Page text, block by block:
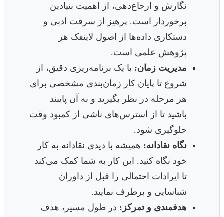
نگارش و ارجاع‌دهی، از اهمیت بنیادین
برخوردار است. پرهیز از سرقت ادبی و
دستکاری داده‌ها از اصول لاینفک هر
پژوهش علمی است.
مدیریت زمان: با یک برنامه‌ریزی دقیق، از
شروع تا پایان کار زمان‌بندی مشخصی برای
هر مرحله در نظر بگیرید و به آن پایبند
باشید تا از استرس‌های ناشی از کمبود وقت
جلوگیری شود.
نگاه نقادانه: همیشه با دیدی نقادانه به کار
خود نگاه کنید. این کار به شما کمک می‌کند
تا ایرادات احتمالی را قبل از داوران
شناسایی و برطرف نمایید.
هدفمندی و تمرکز: در طول مسیر، هدف